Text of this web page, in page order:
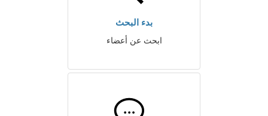
بدء البحث
ابحث عن أعضاء